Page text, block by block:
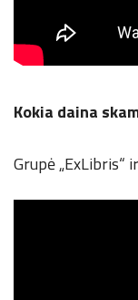
Kokia daina
Grupė „ExLibris“